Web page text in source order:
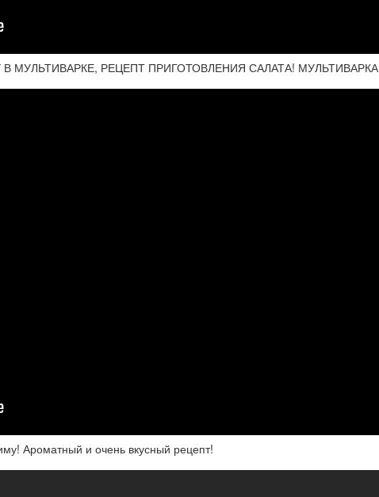
МУЛЬТИВАРКЕ, РЕЦЕПТ ПРИГОТОВЛЕНИЯ САЛАТА! МУЛЬТИВАРКА
Ароматный и очень вкусный рецепт!